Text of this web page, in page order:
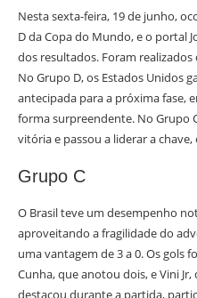
Nesta sexta-feira, 19 de junho,
D da Copa do Mundo, e o portal
dos resultados. Foram
No Grupo D, os Estados Unidos
antecipada para a próxima fase,
forma surpreendente. No Grupo
vitória e passou a liderar a
Grupo C
O Brasil teve um desempenho
aproveitando a fragilidade do
uma vantagem de 3 a 0. Os gols
Cunha, que anotou dois, e Vini
destacou durante a partida,